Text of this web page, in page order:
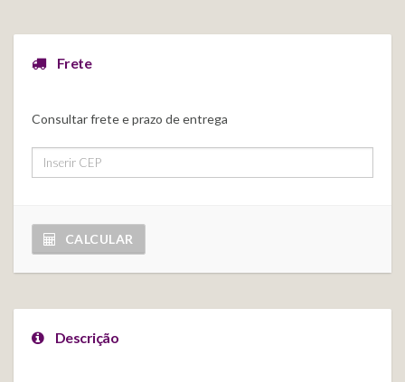
Frete
Consultar frete e prazo de entrega
CALCULAR
Descrição